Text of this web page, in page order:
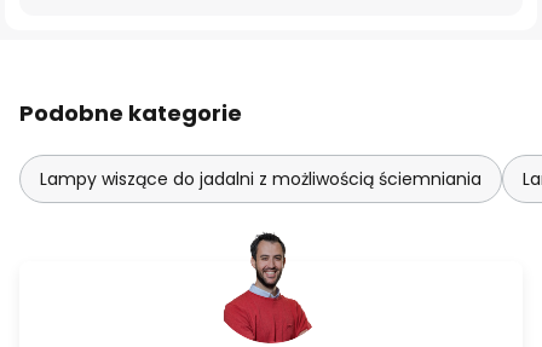
Podobne kategorie
Lampy wiszące do jadalni z możliwością ściemniania